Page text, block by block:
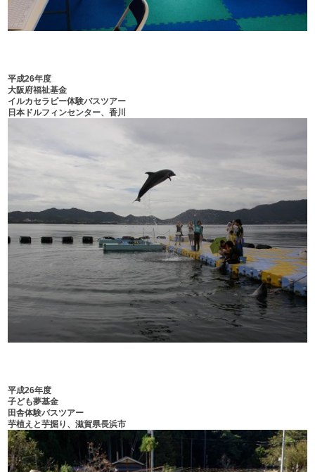
平成26年度
大阪府福祉基金
イルカセラピー体験バスツアー
日本ドルフィンセンター、香川
平成26年度
子ども夢基金
田舎体験バスツアー
芋植えと芋掘り、滋賀県長浜市